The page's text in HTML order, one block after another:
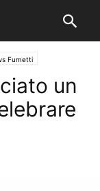
Fumetti
un